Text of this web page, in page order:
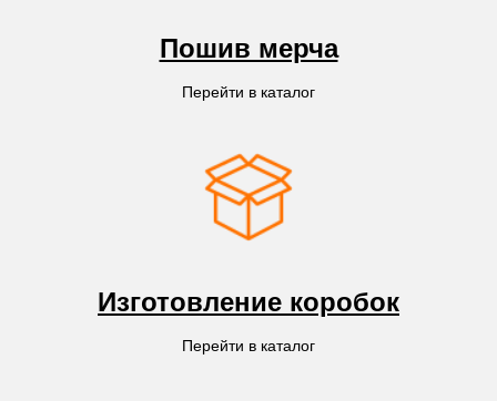
Пошив мерча
Перейти в каталог
Изготовление коробок
Перейти в каталог